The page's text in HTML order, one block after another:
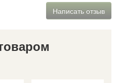
Написать отзыв